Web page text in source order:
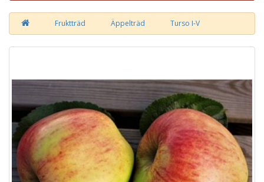
Fruktträd Äppelträd Turso I-V